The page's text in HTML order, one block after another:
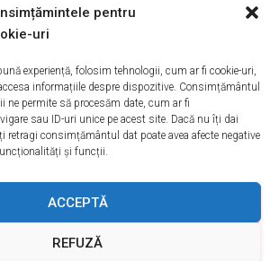
pentru
uri
experiență, folosim tehnologii, cum ar fi cookie-uri,
informațiile despre dispozitive. Consimțământul
ne permite să procesăm date, cum ar fi
sau ID-uri unice pe acest site. Dacă nu îți dai
consimțământul dat poate avea afecte negative
și funcții.
ACCEPTĂ
REFUZĂ
spalat Ariston PRAHOVA Bine ati venit pe
de reparatii masini spalat Ariston
sa faceti este sa ne sunati
DESPRE NOI SERVICII
GDPR TERMENI ȘI CONDIȚII